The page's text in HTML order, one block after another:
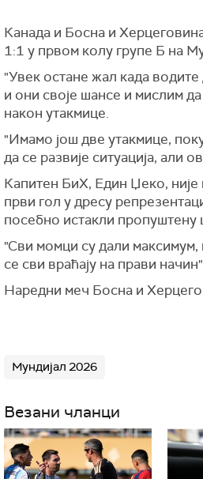
Канада и Босна и
1:1 у првом колу групе Б на
"Увек остане жал када водите
и они своје шансе и мислим
након утакмице.
"Имамо још две утакмице,
да се развије ситуација, али
Капитен БиХ, Един Џеко, није
први гол у дресу
посебно истакли
"Сви момци су дали максимум,
се сви враћају на прави
Наредни меч Босна и
Мундијал 2026
Везани чланци